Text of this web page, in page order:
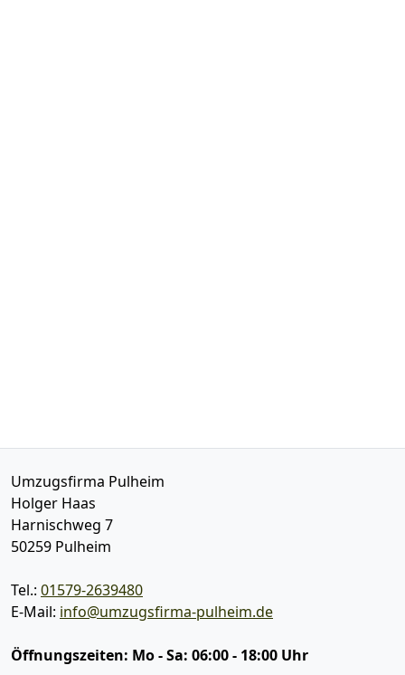
Umzugsfirma Pulheim
Holger Haas
Harnischweg 7
50259 Pulheim
Tel.: 01579-2639480
E-Mail: info@umzugsfirma-pulheim.de
Öffnungszeiten: Mo - Sa: 06:00 - 18:00 Uhr